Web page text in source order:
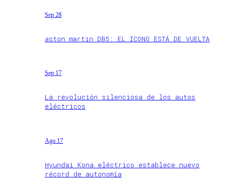
Sep 28
aston martin DB5: EL ICONO ESTÁ DE VUELTA
Sep 17
La revolución silenciosa de los autos
eléctricos
Ago 17
Hyundai Kona eléctrico establece nuevo
récord de autonomía